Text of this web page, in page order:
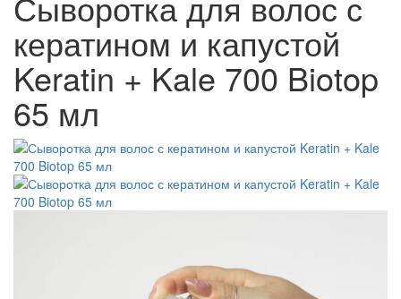
кератином и капустой
Keratin + Kale 700 Biotop
65 мл